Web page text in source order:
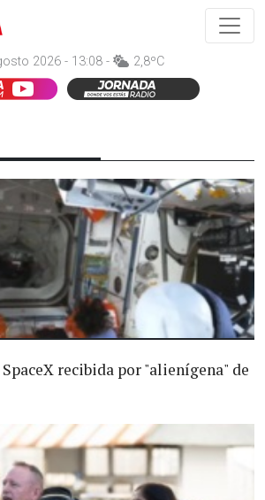
2026 - 13:08 - 2,8ºC
recibida por "alienígena" de